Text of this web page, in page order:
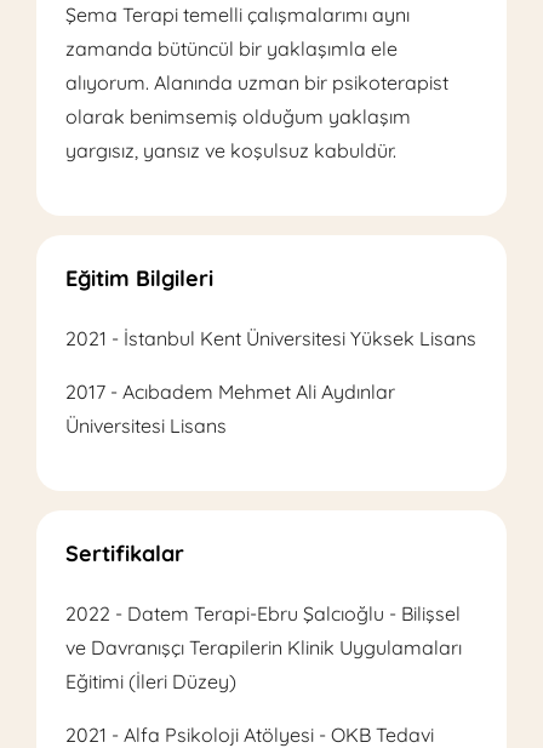
Şema Terapi temelli çalışmalarımı aynı
zamanda bütüncül bir yaklaşımla ele
alıyorum. Alanında uzman bir psikoterapist
olarak benimsemiş olduğum yaklaşım
yargısız, yansız ve koşulsuz kabuldür.
Eğitim Bilgileri
2021 - İstanbul Kent Üniversitesi Yüksek Lisans
2017 - Acıbadem Mehmet Ali Aydınlar
Üniversitesi Lisans
Sertifikalar
2022 - Datem Terapi-Ebru Şalcıoğlu - Bilişsel
ve Davranışçı Terapilerin Klinik Uygulamaları
Eğitimi (İleri Düzey)
2021 - Alfa Psikoloji Atölyesi - OKB Tedavi